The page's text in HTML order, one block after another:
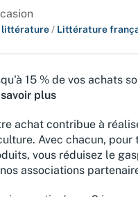
littérature / Littérature
15 % de vos achats
plus
achat contribue à
Avec chacun, pour
vous réduisez le
associations